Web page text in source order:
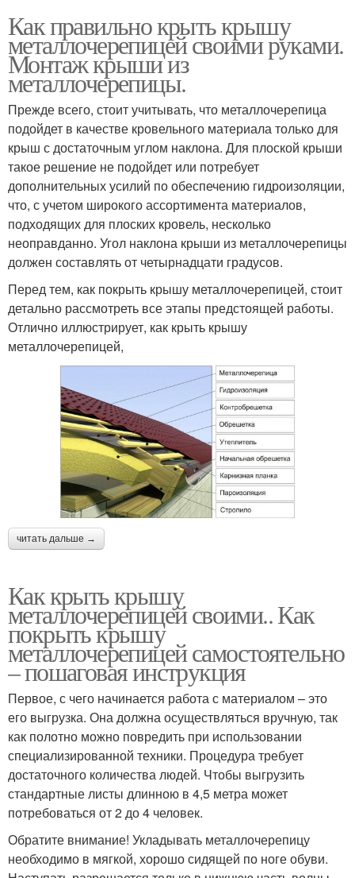
Как правильно крыть крышу
металлочерепицей своими руками.
Монтаж крыши из
металлочерепицы.
Прежде всего, стоит учитывать, что металлочерепица
подойдет в качестве кровельного материала только для
крыш с достаточным углом наклона. Для плоской крыши
такое решение не подойдет или потребует
дополнительных усилий по обеспечению гидроизоляции,
что, с учетом широкого ассортимента материалов,
подходящих для плоских кровель, несколько
неоправданно. Угол наклона крыши из металлочерепицы
должен составлять от четырнадцати градусов.
Перед тем, как покрыть крышу металлочерепицей, стоит
детально рассмотреть все этапы предстоящей работы.
Отлично иллюстрирует, как крыть крышу
металлочерепицей,
читать дальше →
Как крыть крышу
металлочерепицей своими.. Как
покрыть крышу
металлочерепицей самостоятельно
– пошаговая инструкция
Первое, с чего начинается работа с материалом – это
его выгрузка. Она должна осуществляться вручную, так
как полотно можно повредить при использовании
специализированной техники. Процедура требует
достаточного количества людей. Чтобы выгрузить
стандартные листы длинною в 4,5 метра может
потребоваться от 2 до 4 человек.
Обратите внимание! Укладывать металлочерепицу
необходимо в мягкой, хорошо сидящей по ноге обуви.